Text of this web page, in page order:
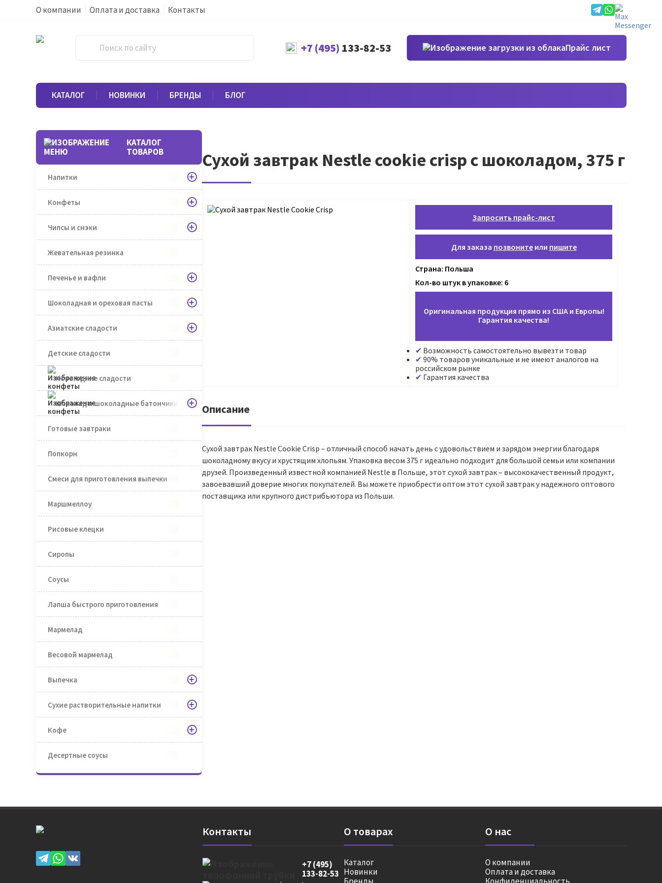
О компании Оплата и доставка Контакты
+7 (495) 133-82-53 Прайс лист
КАТАЛОГ НОВИНКИ БРЕНДЫ БЛОГ
КАТАЛОГ
ТОВАРОВ
Напитки
Конфеты
Чипсы и снэки
Жевательная резинка
Печенье и вафли
Шоколадная и ореховая пасты
Азиатские сладости
Детские сладости
Новогодние сладости
Шоколад и шоколадные батончики
Готовые завтраки
Попкорн
Смеси для приготовления выпечки
Маршмеллоу
Рисовые клецки
Сиропы
Соусы
Лапша быстрого приготовления
Мармелад
Весовой мармелад
Выпечка
Сухие растворительные напитки
Кофе
Десертные соусы
Сухой завтрак Nestle cookie crisp с шоколадом, 375 г
Запросить прайс-лист
Для заказа позвонитеили пишите
Страна: Польша
Кол-во штук в упаковке: 6
Оригинальная продукция прямо из США и Европы!
Гарантия качества!
Возможность самостоятельно вывезти товар
90% товаров уникальные и не имеют аналогов на
российском рынке
Гарантия качества
Описание
Сухой завтрак Nestle Cookie Crisp – отличный способ начать день с удовольствием и зарядом энергии благодаря
шоколадному вкусу и хрустящим хлопьям. Упаковка весом 375 г идеально подходит для большой семьи или компании
друзей. Произведенный известной компанией Nestle в Польше, этот сухой завтрак – высококачественный продукт,
завоевавший доверие многих покупателей. Вы можете приобрести оптом этот сухой завтрак у надежного оптового
поставщика или крупного дистрибьютора из Польши.
Контакты
+7 (495)
133-82-53
О товарах
Каталог
Новинки
О нас
О компании
Оплата и доставка